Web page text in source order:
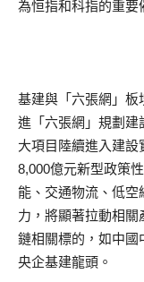
為恒指和科指的重要
基建與「六張網」板
進「六張網」規劃建
大項目陸續進入建設
8,000億元新型政策
能、交通物流、低空
力，將顯著拉動相
鏈相關標的，如中國
央企基建龍頭。